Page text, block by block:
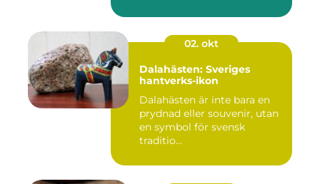
02. okt
Dalahästen: Sveriges
hantverks-ikon
Dalahästen är inte bara en
prydnad eller souvenir, utan
en symbol för svensk
traditio...